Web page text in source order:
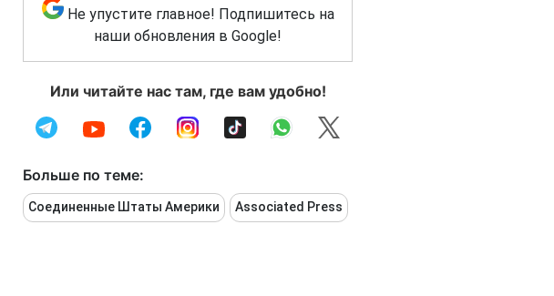
Не упустите главное! Подпишитесь на
наши обновления в Google!
Или читайте нас там, где вам удобно!
Больше по теме:
Соединенные Штаты Америки Associated Press